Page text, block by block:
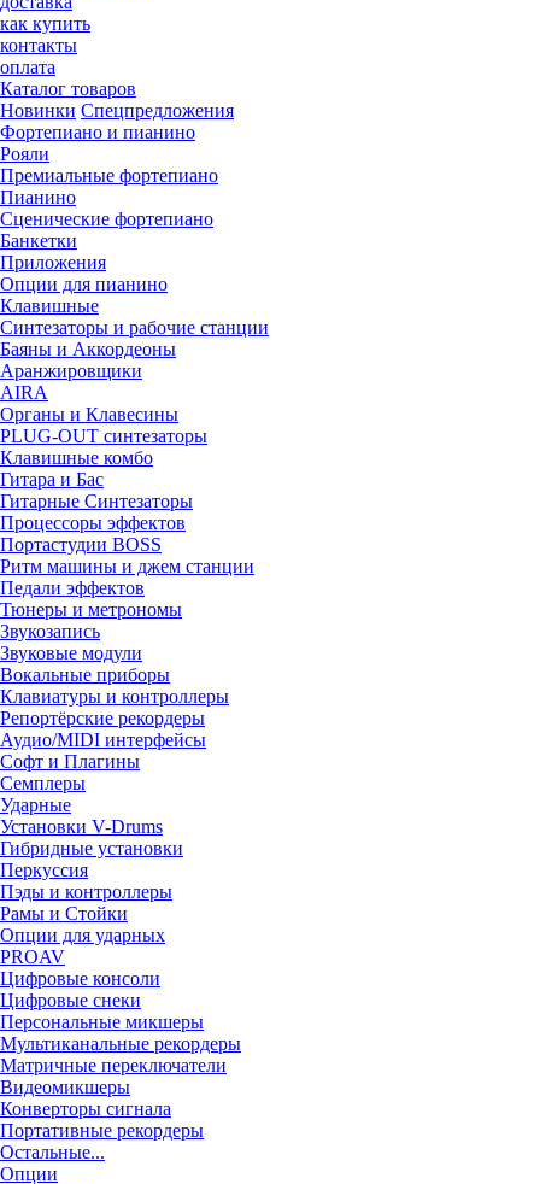
как купить
контакты
оплата
Каталог товаров
Новинки Спецпредложения
Фортепиано и пианино
Рояли
Премиальные фортепиано
Пианино
Сценические фортепиано
Банкетки
Приложения
Опции для пианино
Клавишные
Синтезаторы и рабочие станции
Баяны и Аккордеоны
Аранжировщики
AIRA
Oрганы и Клавесины
PLUG-OUT синтезаторы
Клавишные комбо
Гитара и Бас
Гитарные Синтезаторы
Процессоры эффектов
Портастудии BOSS
Ритм машины и джем станции
Педали эффектов
Тюнеры и метрономы
Звукозапись
Звуковые модули
Вокальные приборы
Клавиатуры и контроллеры
Репортёрские рекордеры
Аудио/MIDI интерфейсы
Софт и Плагины
Семплеры
Ударные
Установки V-Drums
Гибридные установки
Перкуссия
Пэды и контроллеры
Рамы и Стойки
Опции для ударных
PROAV
Цифровые консоли
Цифровые снеки
Персональные микшеры
Мультиканальные рекордеры
Матричные переключатели
Видеомикшеры
Конверторы сигнала
Портативные рекордеры
Остальные...
Опции